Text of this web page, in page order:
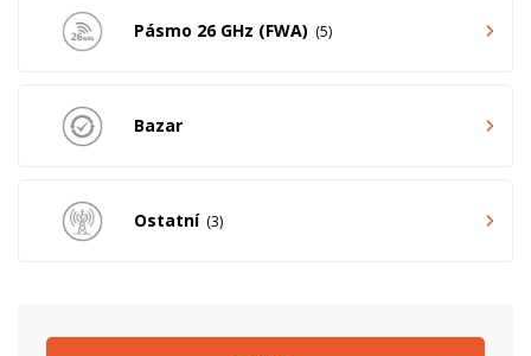
Pásmo 26 GHz (FWA) 5
Bazar
Ostatní 3